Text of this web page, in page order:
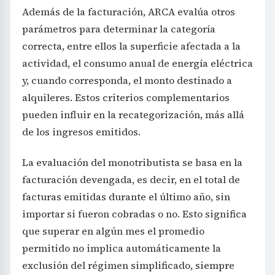
Además de la facturación, ARCA evalúa otros
parámetros para determinar la categoría
correcta, entre ellos la superficie afectada a la
actividad, el consumo anual de energía eléctrica
y, cuando corresponda, el monto destinado a
alquileres. Estos criterios complementarios
pueden influir en la recategorización, más allá
de los ingresos emitidos.
La evaluación del monotributista se basa en la
facturación devengada, es decir, en el total de
facturas emitidas durante el último año, sin
importar si fueron cobradas o no. Esto significa
que superar en algún mes el promedio
permitido no implica automáticamente la
exclusión del régimen simplificado, siempre